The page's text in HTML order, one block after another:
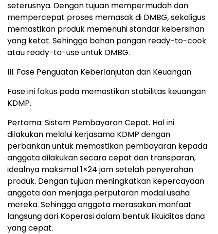
seterusnya. Dengan tujuan mempermudah dan
mempercepat proses memasak di DMBG, sekaligus
memastikan produk memenuhi standar kebersihan
yang ketat. Sehingga bahan pangan ready-to-cook
atau ready-to-use untuk DMBG.
III. Fase Penguatan Keberlanjutan dan Keuangan
Fase ini fokus pada memastikan stabilitas keuangan
KDMP.
Pertama: Sistem Pembayaran Cepat. Hal ini
dilakukan melalui kerjasama KDMP dengan
perbankan untuk memastikan pembayaran kepada
anggota dilakukan secara cepat dan transparan,
idealnya maksimal 1×24 jam setelah penyerahan
produk. Dengan tujuan meningkatkan kepercayaan
anggota dan menjaga perputaran modal usaha
mereka. Sehingga anggota merasakan manfaat
langsung dari Koperasi dalam bentuk likuiditas dana
yang cepat.